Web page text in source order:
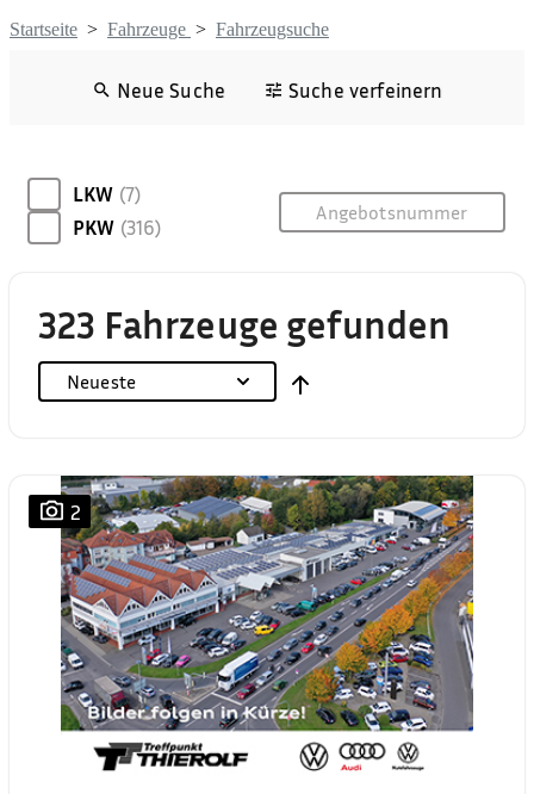
Startseite > Fahrzeuge > Fahrzeugsuche
Neue Suche Suche verfeinern
LKW (7)
PKW (316)
323 Fahrzeuge gefunden
Neueste
2